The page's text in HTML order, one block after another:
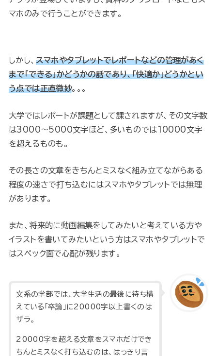
マホのみで行うことができます。
しかし、 スマホやタブレットでレポートなどの管理があく
まで「できる」かどうかの話であり、「快適か」どうかとい
う点では正直微妙。。。
大学ではレポートが課題として課されますが、その文字数
は3000〜5000文字ほど、多いものでは10000文字
を超えるものも。
その長さの文章をきちんとミスなく組み立てながらある
程度の速さで打ち込むにはスマホやタブレットでは無理
があります。
また、将来的に動画編集をしてみたいと考えている方や
イラストを書いてみたいという方はスマホやタブレットで
はスペック面で心配が残ります。
文系の学部では、大学生活の最後に待ち構
えている「卒論」に20000字以上書くのは
ザラ。
20000字を超える文章をスマホだけでき
ちんとミスなく打ち込むのは、はっきり言